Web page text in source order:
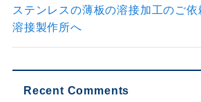
ステンレスの薄板の溶接加工のご
溶接製作所へ
Recent Comments